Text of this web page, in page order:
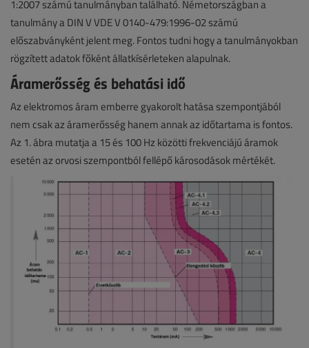
1:2007 számú tanulmányban található. Németországban a
tanulmány a DIN V VDE V 0140-479:1996-02 számú
előszabványként jelent meg. Fontos tudni hogy a tanulmányokban
rögzített adatok főként állatkísérleteken alapulnak.
Áramerősség és behatási idő
Az elektromos áram emberre gyakorolt hatása szempontjából
nem csak az áramerősség hanem annak az időtartama is fontos.
Az 1. ábra mutatja a 15 és 100 Hz közötti frekvenciájú áramok
esetén az orvosi szempontból fellépő károsodások mértékét.